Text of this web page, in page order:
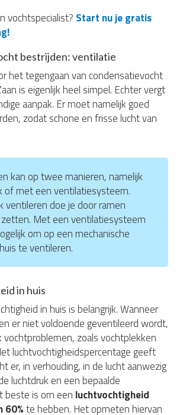
vochtspecialist? Start nu je gratis
bestrijden: ventilatie
het tegengaan van condensatievocht
is eigenlijk heel simpel. Echter vergt
aanpak. Er moet namelijk goed
zodat schone en frisse lucht van
kan op twee manieren, namelijk
of met een ventilatiesysteem.
ventileren doe je door ramen
Met een ventilatiesysteem
om op een mechanische
te ventileren.
in huis
in huis is belangrijk. Wanneer
er niet voldoende geventileerd wordt,
vochtproblemen, zoals vochtplekken
luchtvochtigheidspercentage geeft
er, in verhouding, in de lucht aanwezig
luchtdruk en een bepaalde
beste is om een luchtvochtigheid
60%te hebben. Het opmeten hiervan